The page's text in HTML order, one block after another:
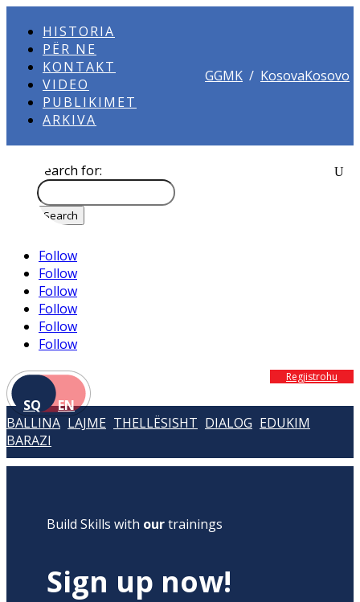
HISTORIA
PËR NE
KONTAKT
VIDEO
PUBLIKIMET
ARKIVA
GGMK / KosovaKosovo
Search for:
Follow
Follow
Follow
Follow
Follow
Follow
SQ EN
Regjistrohu
BALLINA LAJME THELLËSISHT DIALOG EDUKIM
BARAZI
Build Skills with ourtrainings
Sign up now!